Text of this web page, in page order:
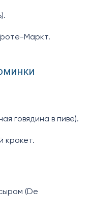
Маркт.
говядина в пиве).
крокет.
(De